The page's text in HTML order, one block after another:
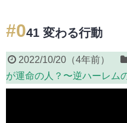
#041 変わる行動
2022/10/20（4年前）
が運命の人？〜逆ハーレム